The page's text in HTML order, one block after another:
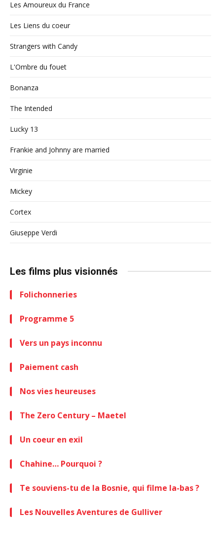
Les Amoureux du France
Les Liens du coeur
Strangers with Candy
L'Ombre du fouet
Bonanza
The Intended
Lucky 13
Frankie and Johnny are married
Virginie
Mickey
Cortex
Giuseppe Verdi
Les films plus visionnés
Folichonneries
Programme 5
Vers un pays inconnu
Paiement cash
Nos vies heureuses
The Zero Century – Maetel
Un coeur en exil
Chahine… Pourquoi ?
Te souviens-tu de la Bosnie, qui filme la-bas ?
Les Nouvelles Aventures de Gulliver